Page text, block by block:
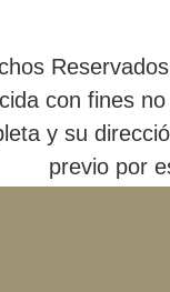
con fines
y su
previo por